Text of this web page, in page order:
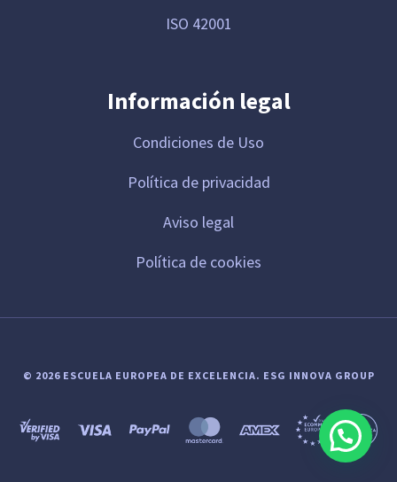
ISO 42001
Información legal
Condiciones de Uso
Política de privacidad
Aviso legal
Política de cookies
© 2026 ESCUELA EUROPEA DE EXCELENCIA. ESG INNOVA GROUP